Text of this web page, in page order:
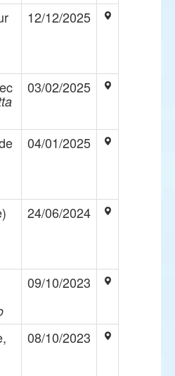
12/12/2025
03/02/2025
04/01/2025
24/06/2024
09/10/2023
08/10/2023